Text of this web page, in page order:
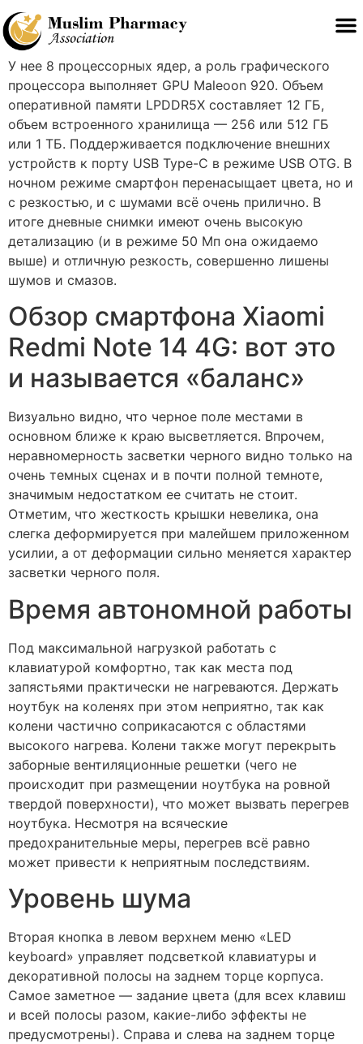
У нее 8 процессорных ядер, а роль графического
процессора выполняет GPU Maleoon 920. Объем
оперативной памяти LPDDR5X составляет 12 ГБ,
объем встроенного хранилища — 256 или 512 ГБ
или 1 ТБ. Поддерживается подключение внешних
устройств к порту USB Type-C в режиме USB OTG. В
ночном режиме смартфон перенасыщает цвета, но и
с резкостью, и с шумами всё очень прилично. В
итоге дневные снимки имеют очень высокую
детализацию (и в режиме 50 Мп она ожидаемо
выше) и отличную резкость, совершенно лишены
шумов и смазов.
Обзор смартфона Xiaomi
Redmi Note 14 4G: вот это
и называется «баланс»
Визуально видно, что черное поле местами в
основном ближе к краю высветляется. Впрочем,
неравномерность засветки черного видно только на
очень темных сценах и в почти полной темноте,
значимым недостатком ее считать не стоит.
Отметим, что жесткость крышки невелика, она
слегка деформируется при малейшем приложенном
усилии, а от деформации сильно меняется характер
засветки черного поля.
Время автономной работы
Под максимальной нагрузкой работать с
клавиатурой комфортно, так как места под
запястьями практически не нагреваются. Держать
ноутбук на коленях при этом неприятно, так как
колени частично соприкасаются с областями
высокого нагрева. Колени также могут перекрыть
заборные вентиляционные решетки (чего не
происходит при размещении ноутбука на ровной
твердой поверхности), что может вызвать перегрев
ноутбука. Несмотря на всяческие
предохранительные меры, перегрев всё равно
может привести к неприятным последствиям.
Уровень шума
Вторая кнопка в левом верхнем меню «LED
keyboard» управляет подсветкой клавиатуры и
декоративной полосы на заднем торце корпуса.
Самое заметное — задание цвета (для всех клавиш
и всей полосы разом, какие-либо эффекты не
предусмотрены). Справа и слева на заднем торце